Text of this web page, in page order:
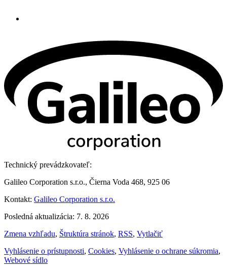
Technický prevádzkovateľ:
Galileo Corporation s.r.o., Čierna Voda 468, 925 06
Kontakt: Galileo Corporation s.r.o.
Posledná aktualizácia: 7. 8. 2026
Zmena vzhľadu, Štruktúra stránok, RSS, Vytlačiť
Vyhlásenie o prístupnosti, Cookies, Vyhlásenie o ochrane súkromia,
Webové sídlo